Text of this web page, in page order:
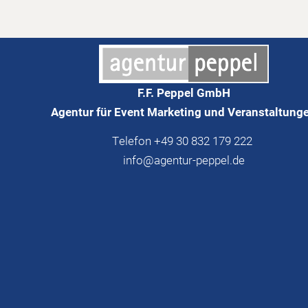
F.F. Peppel GmbH
Agentur für Event Marketing und
Telefon +49 30 832 179 222
info@agentur-peppel.de